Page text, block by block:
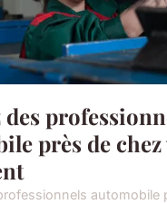
près de chez
automobile